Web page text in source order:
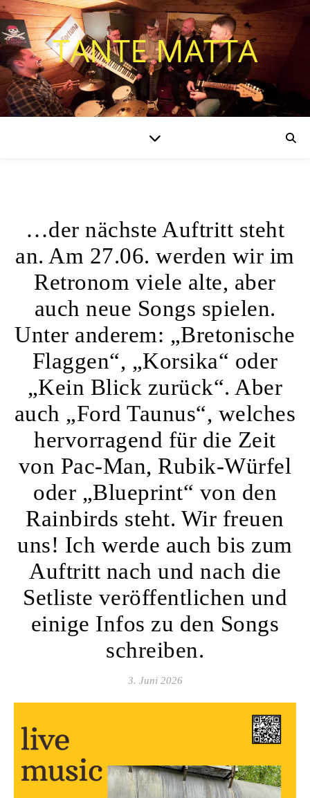
TANTE MATTA
…der nächste Auftritt steht
an. Am 27.06. werden wir im
Retronom viele alte, aber
auch neue Songs spielen.
Unter anderem: „Bretonische
Flaggen“, „Korsika“ oder
„Kein Blick zurück“. Aber
auch „Ford Taunus“, welches
hervorragend für die Zeit
von Pac-Man, Rubik-Würfel
oder „Blueprint“ von den
Rainbirds steht. Wir freuen
uns! Ich werde auch bis zum
Auftritt nach und nach die
Setliste veröffentlichen und
einige Infos zu den Songs
schreiben.
3. Juni 2026